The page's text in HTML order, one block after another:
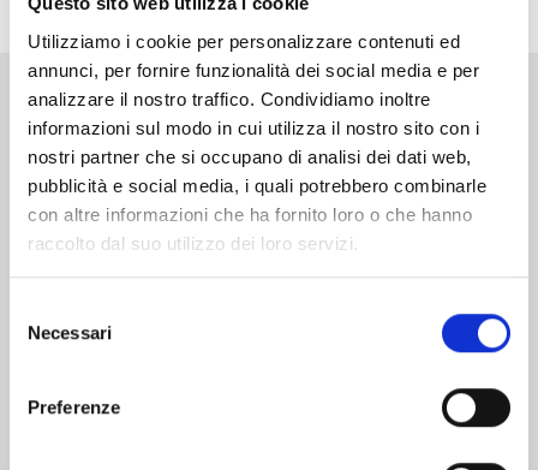
Utilizziamo i cookie per personalizzare contenuti ed
annunci, per fornire funzionalità dei social media e per
analizzare il nostro traffico. Condividiamo inoltre
informazioni sul modo in cui utilizza il nostro sito con i
nostri partner che si occupano di analisi dei dati web,
pubblicità e social media, i quali potrebbero combinarle
con altre informazioni che ha fornito loro o che hanno
raccolto dal suo utilizzo dei loro servizi.
delNecessari
Preferenze
Altri volumi della serie